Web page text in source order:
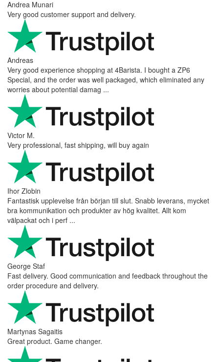
Danilo
Super schnelle Lieferung und tolles Produkt
Vaarg
Very nice - well done, will shop again for sure sometime in the
future!
Andrea Munari
Very good customer support and delivery.
Andreas
Very good experience shopping at 4Barista. I bought a ZP6
Special, and the order was well packaged, which eliminated any
worries about potential damag ...
Victor M.
Very professional, fast shipping, will buy again
Ihor Zlobin
Fantastisk upplevelse från början till slut. Snabb leverans, mycket
bra kommunikation och produkter av hög kvalitet. Allt kom
välpackat och i perf ...